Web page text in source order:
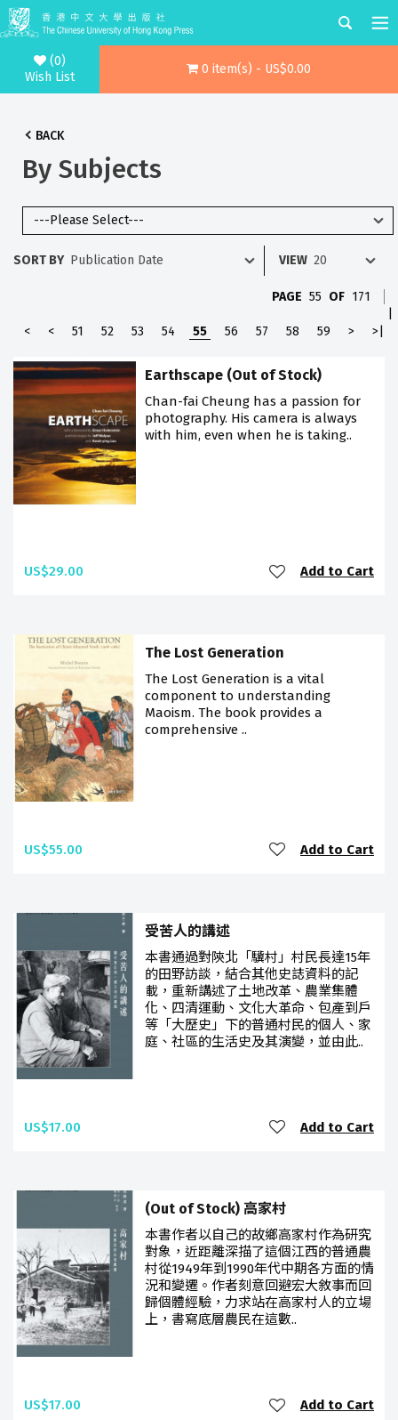
(0)
Wish List
0 item(s) - US$0.00
BACK
By Subjects
SORT BY VIEW
PAGE 55 OF 171
<
< 51 52 53 54 55 56 57 58 59 > >|
Earthscape (Out of Stock)
Chan-fai Cheung has a passion for
photography. His camera is always
with him, even when he is taking..
US$29.00 Add to Cart
The Lost Generation
The Lost Generation is a vital
component to understanding
Maoism. The book provides a
comprehensive ..
US$55.00 Add to Cart
受苦人的講述
本書通過對陝北「驥村」村民長達15年
的田野訪談，結合其他史誌資料的記
載，重新講述了土地改革、農業集體
化、四清運動、文化大革命、包產到戶
等「大歷史」下的普通村民的個人、家
庭、社區的生活史及其演變，並由此..
US$17.00 Add to Cart
(Out of Stock) 高家村
本書作者以自己的故鄉高家村作為研究
對象，近距離深描了這個江西的普通農
村從1949年到1990年代中期各方面的情
況和變遷。作者刻意回避宏大敘事而回
歸個體經驗，力求站在高家村人的立場
上，書寫底層農民在這數..
US$17.00 Add to Cart